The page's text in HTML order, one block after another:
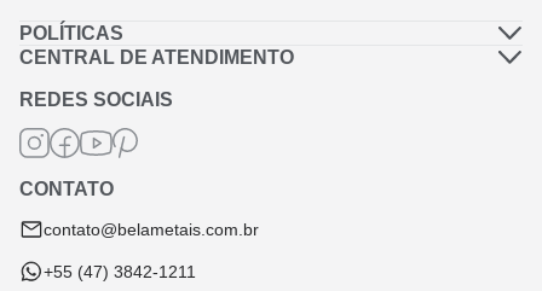
POLÍTICAS
Política de Privacidade
Política de Frete
Termos de Garantia
Termos e Condições
Troca e Devolução
CENTRAL DE ATENDIMENTO
Fale Conosco
REDES SOCIAIS
CONTATO
contato@belametais.com.br
+55 (47) 3842-1211